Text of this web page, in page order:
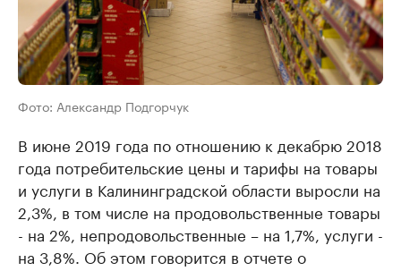
Фото: Александр Подгорчук
В июне 2019 года по отношению к декабрю 2018
года потребительские цены и тарифы на товары
и услуги в Калининградской области выросли на
2,3%, в том числе на продовольственные товары
- на 2%, непродовольственные – на 1,7%, услуги -
на 3,8%. Об этом говорится в отчете о